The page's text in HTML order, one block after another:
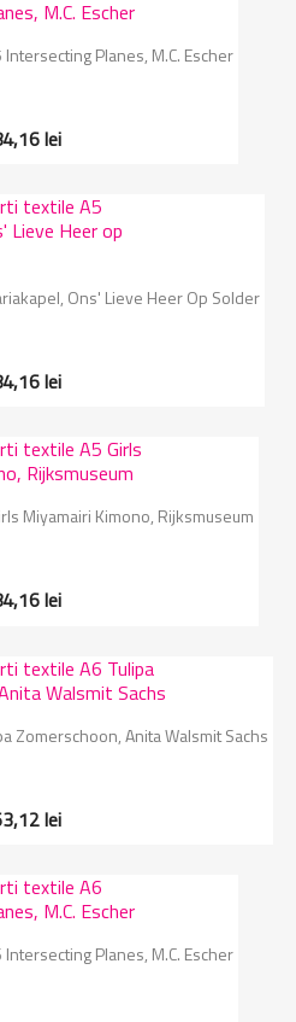
Planes, M.C. Escher
lei
Ons' Lieve Heer Op Solder
lei
Miyamairi Kimono, Rijksmuseum
lei
Zomerschoon, Anita Walsmit Sachs
lei
Planes, M.C. Escher